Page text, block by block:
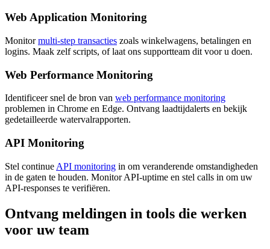
Web Application Monitoring
Monitormulti-step transacties zoals winkelwagens, betalingen en
logins. Maak zelf scripts, of laat ons supportteam dit voor u doen.
Web Performance Monitoring
Identificeer snel de bron van web performance monitoring
problemen in Chrome en Edge. Ontvang laadtijdalerts en bekijk
gedetailleerde watervalrapporten.
API Monitoring
Stel continue API monitoring in om veranderende omstandigheden
in de gaten te houden. Monitor API-uptime en stel calls in om uw
API-responses te verifiëren.
Ontvang meldingen in tools die werken
voor uw team